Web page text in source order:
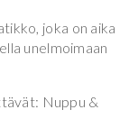
joka on aika
unelmoimaan
Nuppu &